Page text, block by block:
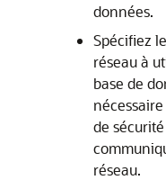
données.
Spécifiez
réseau à
base de
de
réseau.